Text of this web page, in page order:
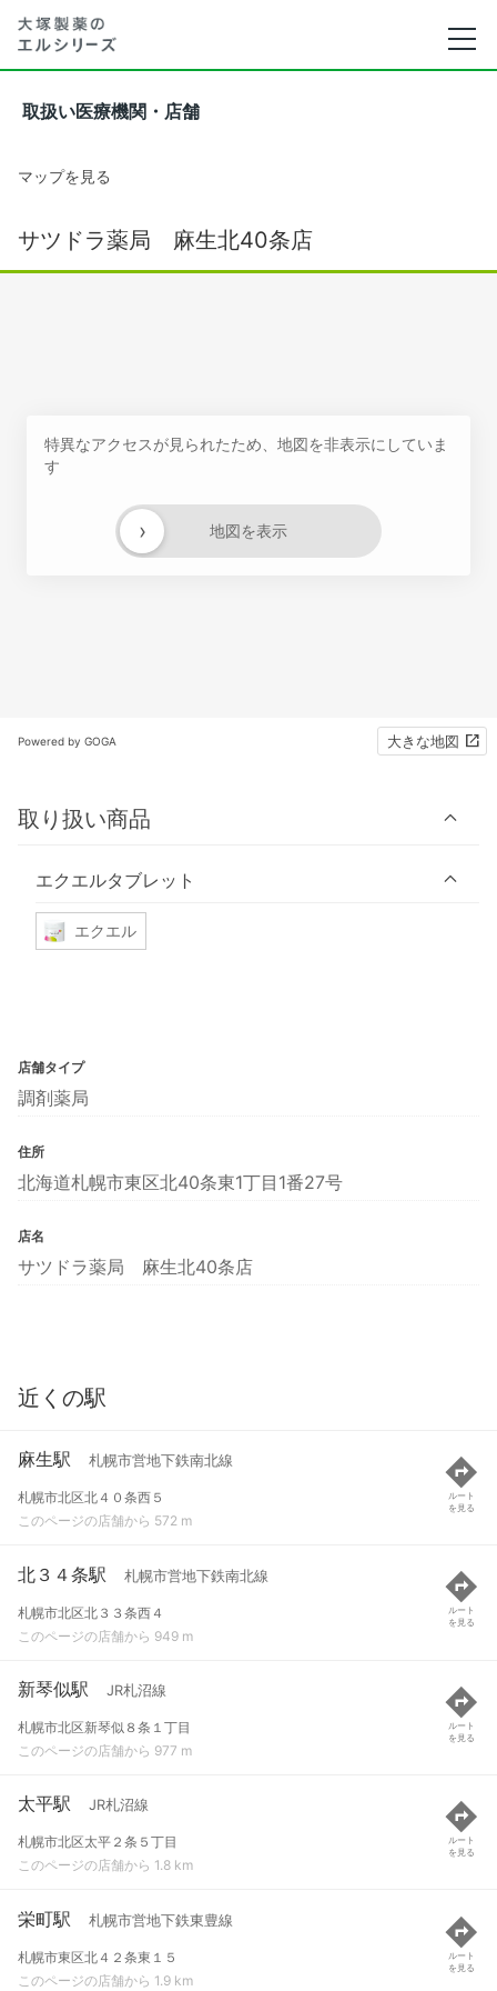
取扱い医療機関・店舗
マップを見る
サツドラ薬局 麻生北40条店
特異なアクセスが見られたため、地図を非表示にしていま
す
地図を表示
›
Powered by GOGA 大きな地図
取り扱い商品
エクエルタブレット
エクエル
店舗タイプ
調剤薬局
住所
北海道札幌市東区北40条東1丁目1番27号
店名
サツドラ薬局 麻生北40条店
近くの駅
麻生駅 札幌市営地下鉄南北線
札幌市北区北４０条西５
このページの店舗から 572 m
ルート
を見る
北３４条駅 札幌市営地下鉄南北線
札幌市北区北３３条西４
このページの店舗から 949 m
ルート
を見る
新琴似駅 JR札沼線
札幌市北区新琴似８条１丁目
このページの店舗から 977 m
ルート
を見る
太平駅 JR札沼線
札幌市北区太平２条５丁目
このページの店舗から 1.8 km
ルート
を見る
栄町駅 札幌市営地下鉄東豊線
札幌市東区北４２条東１５
このページの店舗から 1.9 km
ルート
を見る